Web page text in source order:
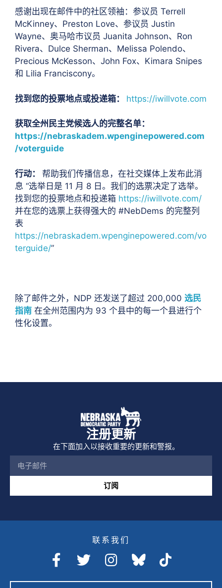
感谢出现在邮件中的社区领袖：参议员 Terrell
McKinney、Preston Love、参议员 Justin
Wayne、奥马哈市议员 Juanita Johnson、Ron
Rivera、Dulce Sherman、Melissa Polendo、
Precious McKesson、John Fox、Kimara Snipes
和 Lilia Franciscony。
找到您的投票地点或投递箱： https://iwillvote.com
获取全州民主党候选人的完整名单：
https://nebraskadem.wpenginepowered.com
/voterguide
行动： 帮助我们传播信息，在社交媒体上发布此消
息 “选举日是 11 月 8 日。我们的选票决定了选举。
找到您的投票地点和投递箱 https://iwillvote.com/
并在您的选票上获得强大的 #NebDems 的完整列
表
https://nebraskadem.wpenginepowered.com/vo
terguide/”
除了邮件之外，NDP 还发送了超过 200,000 选民
指南 在全州范围内为 93 个县中的每一个县进行个
性化设置。
注册更新
在下面加入以接收重要的更新和警报。
订阅
联系我们